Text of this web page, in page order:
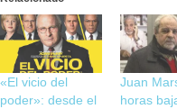
«El vicio del
poder»: desde el
Juan
horas